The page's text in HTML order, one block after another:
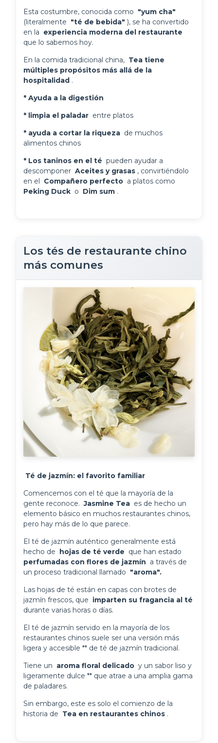
Esta costumbre, conocida como
(literalmente "té de bebida" ), se ha convertido
en la
que lo sabemos hoy.
En la comida tradicional china, Tea tiene
múltiples propósitos más allá de la
hospitalidad .
* Ayuda a la digestión
* limpia el paladar entre platos
* ayuda a cortar la riqueza de muchos
alimentos chinos
* Los taninos en el té pueden ayudar a
descomponer Aceites y grasas , convirtiéndolo
en el Compañero perfecto
Peking Duck o Dim sum .
Los tés de restaurante chino
más comunes
Té de jazmín: el favorito familiar
Comencemos con el té que la mayoría de la
gente reconoce. Jasmine Tea es de hecho un
elemento básico en muchos restaurantes chinos,
pero hay más de lo que parece.
El té de jazmín auténtico generalmente está
hecho de hojas de té verde
perfumadas con flores de jazmín a través de
un proceso tradicional llamado "aroma".
Las hojas de té están en capas con brotes de
jazmín frescos, que
durante varias horas o días.
El té de jazmín servido en la mayoría de los
restaurantes chinos suele ser una versión más
ligera y accesible ** de té de jazmín tradicional.
Tiene un aroma floral delicado y un sabor liso y
ligeramente dulce ** que atrae a una amplia gama
de paladares.
Sin embargo, este es solo el comienzo de la
historia de Tea en restaurantes chinos .